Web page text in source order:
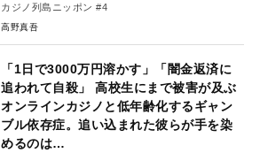
カジノ列島ニッポン #4
高野真吾
「1日で3000万円溶かす」「闇金返済に
追われて自殺」 高校生にまで被害が及ぶ
オンラインカジノと低年齢化するギャン
ブル依存症。追い込まれた彼らが手を染
めるのは…